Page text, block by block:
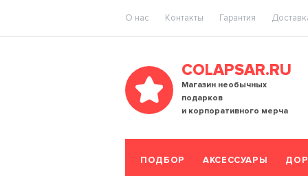
O нас Контакты Гарантия
COLAPSAR.RU
Магазин необычных
подарков
и корпоративного мерча
ПОДБОР АКСЕССУАРЫ